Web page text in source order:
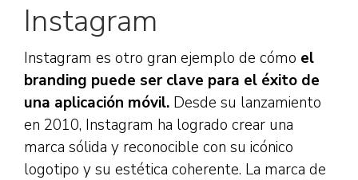
Instagram
Instagram es otro gran ejemplo de cómo el
branding puede ser clave para el éxito de
una aplicación móvil. Desde su lanzamiento
en 2010, Instagram ha logrado crear una
marca sólida y reconocible con su icónico
logotipo y su estética coherente. La marca de